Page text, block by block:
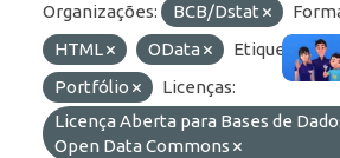
Organizações: BCB/Dstat
HTML
OData Etiquetas:
Portfólio
Licenças:
Licença Aberta para Bases de
Open Data Commons